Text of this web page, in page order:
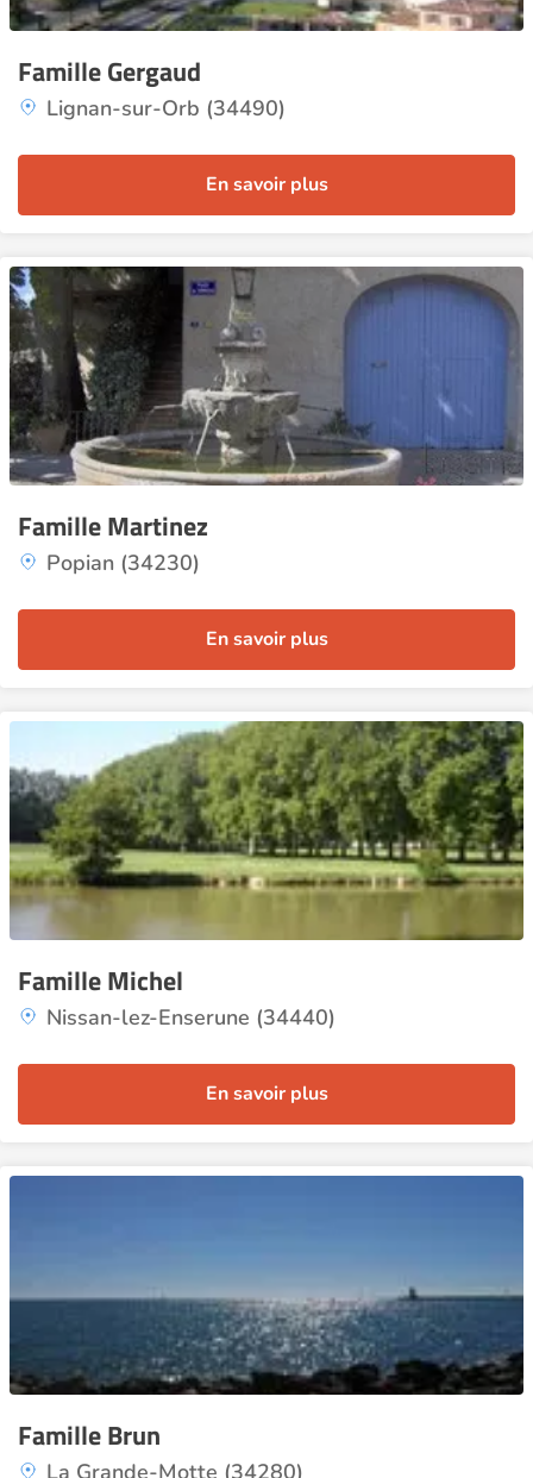
Famille Gergaud
Lignan-sur-Orb (34490)
En savoir plus
Famille Martinez
Popian (34230)
En savoir plus
Famille Michel
Nissan-lez-Enserune (34440)
En savoir plus
Famille Brun
La Grande-Motte (34280)